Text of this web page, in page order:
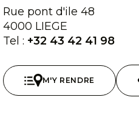
Rue pont d'ile 48
4000 LIEGE
Tel : +32 43 42 41 98
M'Y RENDRE